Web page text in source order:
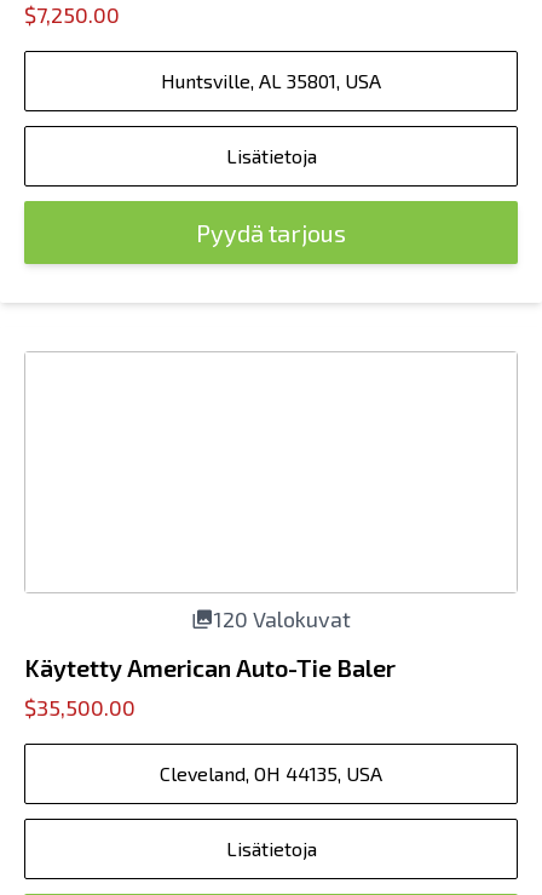
$7,250.00
Huntsville, AL 35801, USA
Lisätietoja
Pyydä tarjous
120 Valokuvat
Käytetty American Auto-Tie Baler
$35,500.00
Cleveland, OH 44135, USA
Lisätietoja